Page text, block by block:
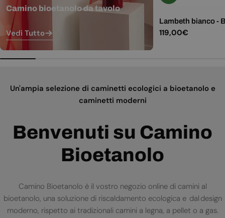
Camino bioetanolo da tavolo
Vedi Tutto
Lambeth bianco -
Prezzo
119,00€
Un'ampia selezione di caminetti ecologici a bioetanolo e
caminetti moderni
Benvenuti su Camino
Bioetanolo
Camino Bioetanolo è il vostro negozio online di camini al
bioetanolo, una soluzione di riscaldamento ecologica e dal design
moderno, rispetto ai tradizionali camini a legna, a pellet o a gas.